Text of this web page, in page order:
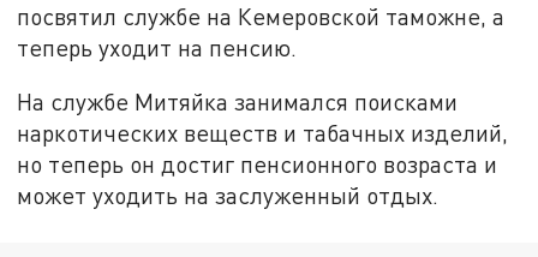
посвятил службе на Кемеровской таможне, а
теперь уходит на пенсию.
На службе Митяйка занимался поисками
наркотических веществ и табачных изделий,
но теперь он достиг пенсионного возраста и
может уходить на заслуженный отдых.